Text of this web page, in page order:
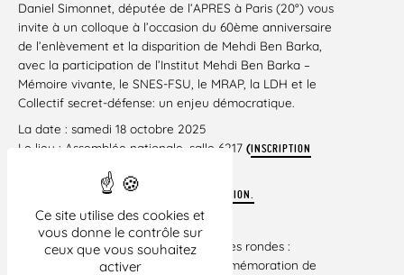
Ce site utilise des cookies et
vous donne le contrôle sur
ceux que vous souhaitez
activer
Daniel Simonnet, députée de l’APRES à Paris (20°) vous
invite à un colloque à l’occasion du 60ème anniversaire
de l’enlèvement et la disparition de Mehdi Ben Barka,
avec la participation de l’Institut Mehdi Ben Barka –
Mémoire vivante, le SNES-FSU, le MRAP, la LDH et le
Collectif secret-défense: un enjeu démocratique.
La date : samedi 18 octobre 2025
Le lieu : Assemblée nationale, salle 6217 (INSCRIPTION
TÉLÉCHARGER LE FLYER DE CETTE MANIFESTATION.
INSCRIPTION
Le colloque se déroulera en trois tables rondes :
La première sera consacrée à la commémoration de